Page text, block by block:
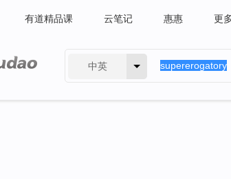
有道精品课 云笔记 惠惠 更
中英